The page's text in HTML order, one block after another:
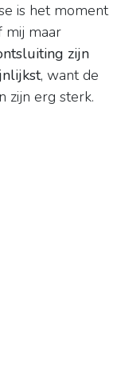
is het moment
mij maar
zijn
, want de
zijn erg sterk.